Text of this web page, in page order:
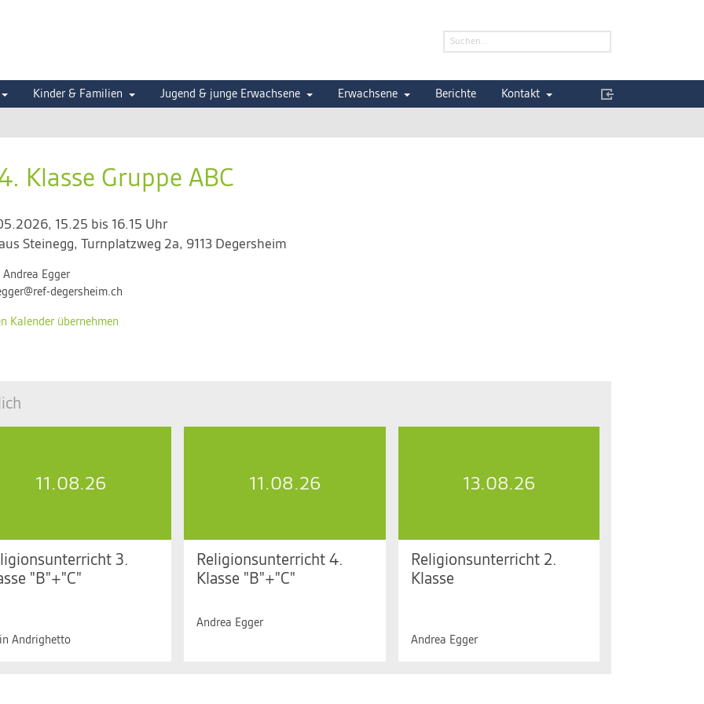
Kinder & Familien Jugend & junge Erwachsene Erwachsene Berichte Kontakt
Klasse Gruppe ABC
15.25 bis 16.15 Uhr
Steinegg, Turnplatzweg 2a, 9113 Degersheim
Andrea Egger
degersheim.ch
Kalender übernehmen
11.08.26
3.
"B"+"C"
Andrighetto
11.08.26
Religionsunterricht 4.
Klasse "B"+"C"
Andrea Egger
13.08.26
Religionsunterricht 2.
Klasse
Andrea Egger